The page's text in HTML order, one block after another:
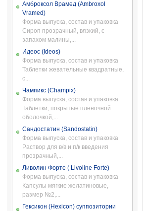
Амброксол Врамед (Ambroxol
Vramed)
Форма выпуска, состав и упаковка
Сироп прозрачный, вязкий, с
запахом малины,...
Идеос (Ideos)
Форма выпуска, состав и упаковка
Таблетки жевательные квадратные,
с...
Чампикс (Champix)
Форма выпуска, состав и упаковка
Таблетки, покрытые пленочной
оболочкой,...
Сандостатин (Sandostatin)
Форма выпуска, состав и упаковка
Раствор для в/в и п/к введения
прозрачный,...
Ливолин Форте ( Livoline Forte)
Форма выпуска, состав и упаковка
Капсулы мягкие желатиновые,
размер №2,...
Гексикон (Hexicon) суппозитории